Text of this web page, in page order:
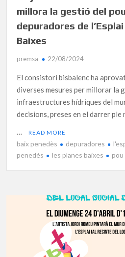
millora la gestió del
depuradores de
Baixes
premsa 22/08/2024
El consistori bisbalenc ha
diverses mesures per millorar la
infraestructures hídriques del
decisions, preses en el darrer
…
READ MORE
baix penedès depuradores
penedès
les planes baixes pou